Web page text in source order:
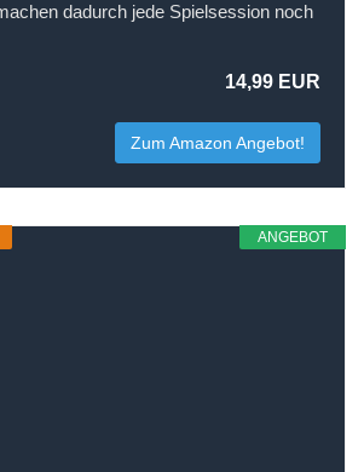
dadurch jede Spielsession noch
14,99 EUR
Zum Amazon Angebot!
ANGEBOT